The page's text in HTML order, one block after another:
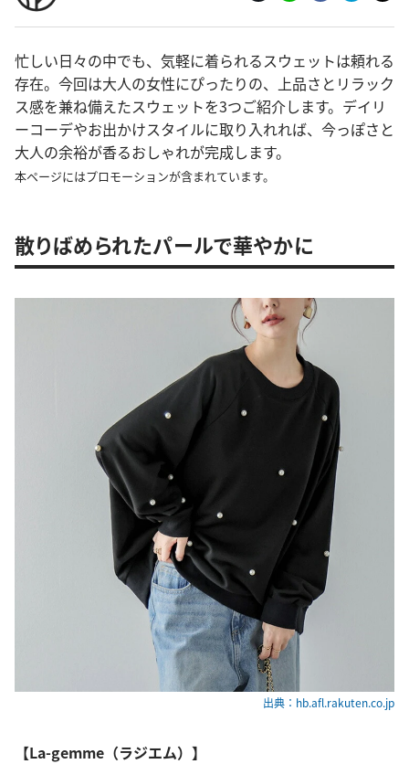
忙しい日々の中でも、気軽に着られるスウェットは頼れる
存在。今回は大人の女性にぴったりの、上品さとリラック
ス感を兼ね備えたスウェットを3つご紹介します。デイリ
ーコーデやお出かけスタイルに取り入れれば、今っぽさと
大人の余裕が香るおしゃれが完成します。
本ページにはプロモーションが含まれています。
散りばめられたパールで華やかに
出典：hb.afl.rakuten.co.jp
【La-gemme（ラジエム）】